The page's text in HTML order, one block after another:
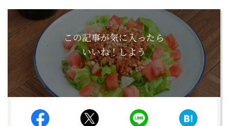
この記事が気に入ったら
いいね！しよう